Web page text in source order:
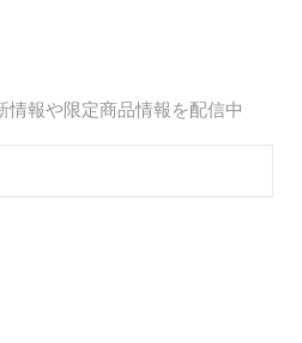
情報や限定商品情報を配信中